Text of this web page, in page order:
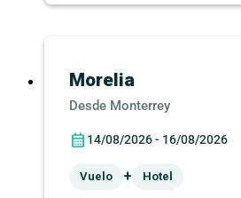
Morelia
Monterrey
14/08/2026 - 16/08/2026
Vuelo + Hotel